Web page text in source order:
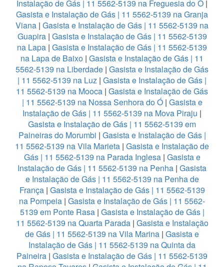
Instalação de Gás | 11 5562-5139 na Freguesia do Ó |
Gasista e Instalação de Gás | 11 5562-5139 na Granja
Viana | Gasista e Instalação de Gás | 11 5562-5139 na
Guapira| Gasista e Instalação de Gás | 11 5562-5139
na Lapa | Gasista e Instalação de Gás | 11 5562-5139
na Lapa de Baixo | Gasista e Instalação de Gás | 11
5562-5139 na Liberdade | Gasista e Instalação de Gás
| 11 5562-5139 na Luz | Gasista e Instalação de Gás |
11 5562-5139 na Mooca | Gasista e Instalação de Gás
| 11 5562-5139 na Nossa Senhora do Ó| Gasista e
Instalação de Gás | 11 5562-5139 na Mova Piraju |
Gasista e Instalação de Gás | 11 5562-5139 em
Paineiras do Morumbi | Gasista e Instalação de Gás |
11 5562-5139 na Vila Marieta | Gasista e Instalação de
Gás | 11 5562-5139 na Parada Inglesa | Gasista e
Instalação de Gás | 11 5562-5139 na Penha | Gasista
e Instalação de Gás | 11 5562-5139 na Penha de
França | Gasista e Instalação de Gás | 11 5562-5139
na Pompeia | Gasista e Instalação de Gás | 11 5562-
5139 em Ponte Rasa| Gasista e Instalação de Gás |
11 5562-5139 na Quarta Parada| Gasista e Instalação
de Gás | 11 5562-5139 na Vila Marina | Gasista e
Instalação de Gás | 11 5562-5139 na Quinta da
Paineira | Gasista e Instalação de Gás | 11 5562-5139